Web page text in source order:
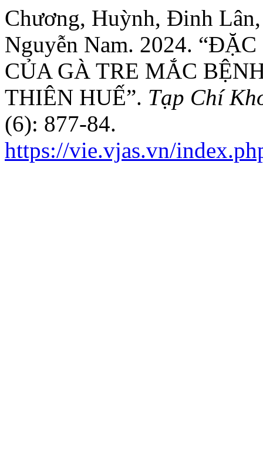
Chương, Huỳnh, Đinh
Nguyễn Nam. 2024.
CỦA GÀ TRE MẮC
THIÊN HUẾ”. Tạp Chí
(6): 877-84.
https://vie.vjas.vn/